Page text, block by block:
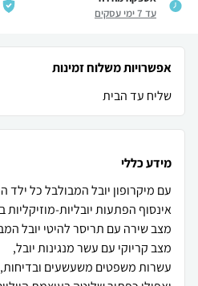
עד 7 ימי עסקים
אפשרויות משלוח זמינות
שליח עד הבית
מידע כללי